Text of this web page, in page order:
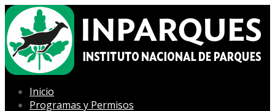
Inicio
Programas y Permisos